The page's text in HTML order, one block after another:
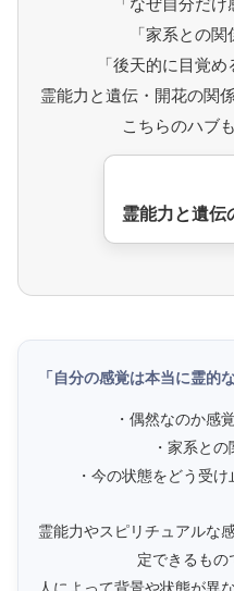
「なぜ自分だけ
「家系との関
「後天的に目覚
霊能力と遺伝・開花の関
こちらのハブ
霊能力と遺伝
「自分の感覚は本当に霊的
・偶然なのか感
・家系と
・今の状態をどう受
霊能力やスピリチュアルな
定できるもの